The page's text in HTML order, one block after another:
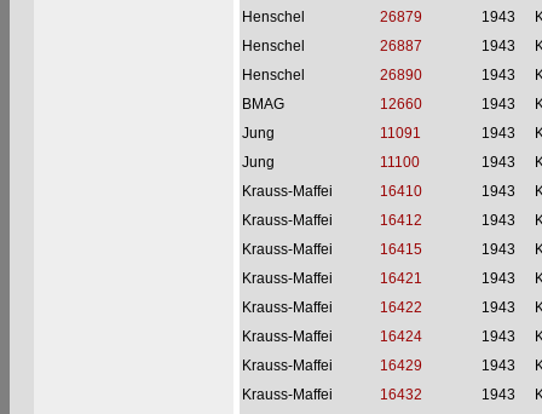
Henschel
26879 1943
Henschel
26887 1943
Henschel
26890 1943
BMAG
12660 1943
Jung
11091 1943
Jung
11100 1943
Krauss-Maffei
16410 1943
Krauss-Maffei
16412 1943
Krauss-Maffei
16415 1943
Krauss-Maffei
16421 1943
Krauss-Maffei
16422 1943
Krauss-Maffei
16424 1943
Krauss-Maffei
16429 1943
Krauss-Maffei
16432 1943